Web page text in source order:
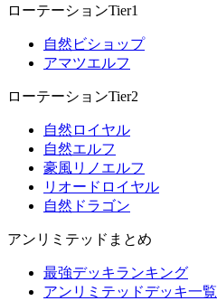
ローテーションTier1
自然ビショップ
アマツエルフ
ローテーションTier2
自然ロイヤル
自然エルフ
豪風リノエルフ
リオードロイヤル
自然ドラゴン
アンリミテッドまとめ
最強デッキランキング
アンリミテッドデッキ一覧